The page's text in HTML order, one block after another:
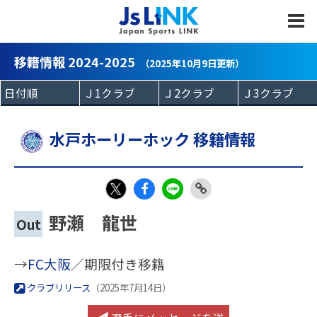
移籍情報 2024-2025 （2025年10月9日更新）
水戸ホーリーホック 移籍情報
X
k
Out 野瀬 龍世
→FC大阪／期限付き移籍
クラブリリース （2025年7月14日）